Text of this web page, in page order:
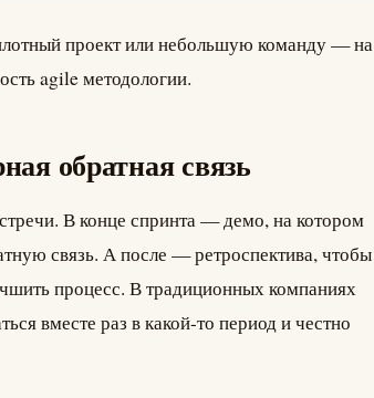
проект или небольшую команду — на
agile методологии.
обратная связь
В конце спринта — демо, на котором
связь. А после — ретроспектива, чтобы
процесс. В традиционных компаниях
вместе раз в какой-то период и честно